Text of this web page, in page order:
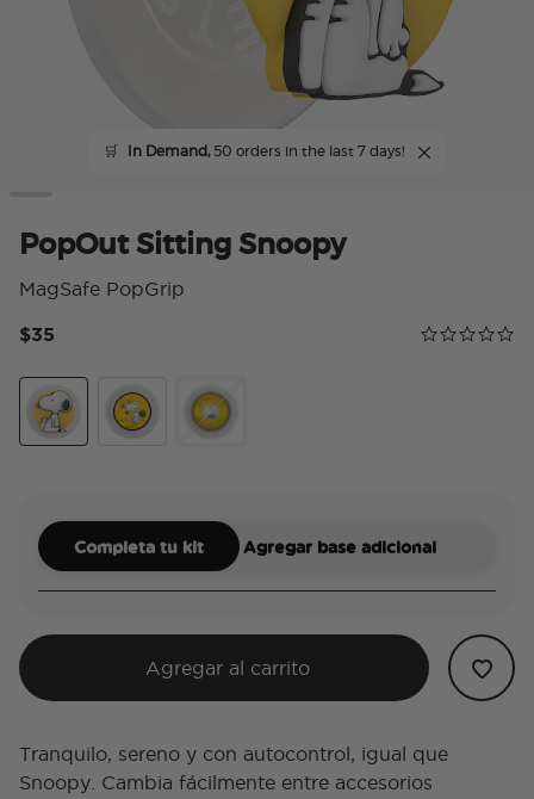
🛒 In Demand,50 orders in the last 7 days!
PopOut Sitting Snoopy
MagSafe PopGrip
Calificación
0.0 star rating
$35
Completa tu kit Agregar base adicional
Agregar al carrito
Tranquilo, sereno y con autocontrol, igual que
Snoopy. Cambia fácilmente entre accesorios